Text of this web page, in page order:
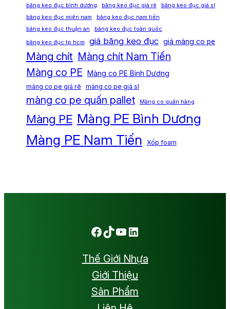
băng keo đục bình dương
băng keo đục giá rẻ
băng keo đục giá sỉ
băng keo đục miền nam
băng keo đục nam tiến
băng keo đục thuận an
băng keo đục toàn quốc
băng keo đục tp hcm
giá băng keo đục giá màng co pe
Màng chít Màng chít Nam Tiến
Màng co PE
Màng co PE Bình Dương
màng co pe giá rẻ màng co pe giá sỉ
màng co pe quấn pallet Màng co quấn hàng
Màng PE Màng PE Bình Dương
Màng PE Nam Tiến Xốp foam
Facebook
TikTok
Youtube
LinkedIn
Thế Giới Nhựa
Giới Thiệu
Sản Phẩm